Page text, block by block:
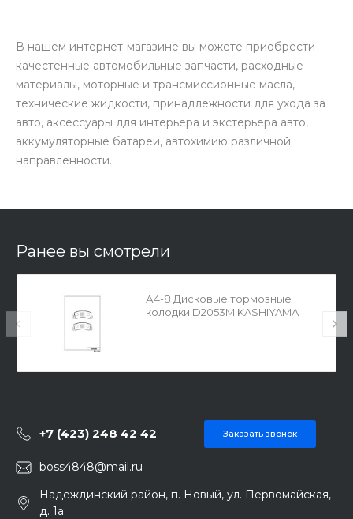
В нашем интернет-магазине вы можете приобрести
качестенные автомобильные запчасти, расходные
материалы, моторные и трансмиссионные масла,
технические жидкости, принадлежности для ухода за
авто, аксессуары для интерьера и экстерьера авто,
аккумуляторные батареи, автохимию различной
направленности.
Ранее вы смотрели
А4-8 Дисковые тормозные
колодки D2053M KASHIYAMA
+7 (423) 248 42 42 Заказать звонок
boss4848@mail.ru
Надеждинский район, п. Новый, ул. Первомайская,
д. 1а